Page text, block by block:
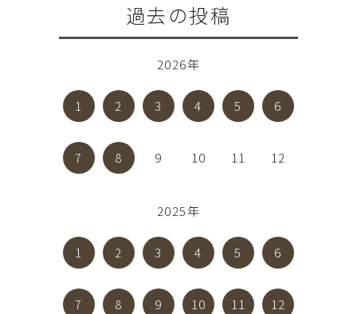
過去の投稿
2026年
1 2 3 4 5 6
7 8 9 10 11 12
2025年
1 2 3 4 5 6
7 8 9 10 11 12